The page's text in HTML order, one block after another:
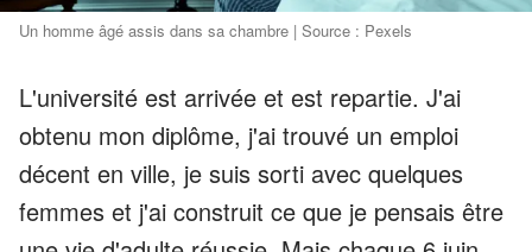
Un homme âgé assis dans sa chambre | Source : Pexels
L'université est arrivée et est repartie. J'ai
obtenu mon diplôme, j'ai trouvé un emploi
décent en ville, je suis sorti avec quelques
femmes et j'ai construit ce que je pensais être